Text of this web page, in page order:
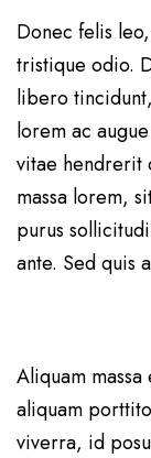
Donec felis
tristique odio.
libero
lorem ac
vitae hendrerit
massa lorem,
purus
ante. Sed quis
Aliquam
aliquam
viverra, id